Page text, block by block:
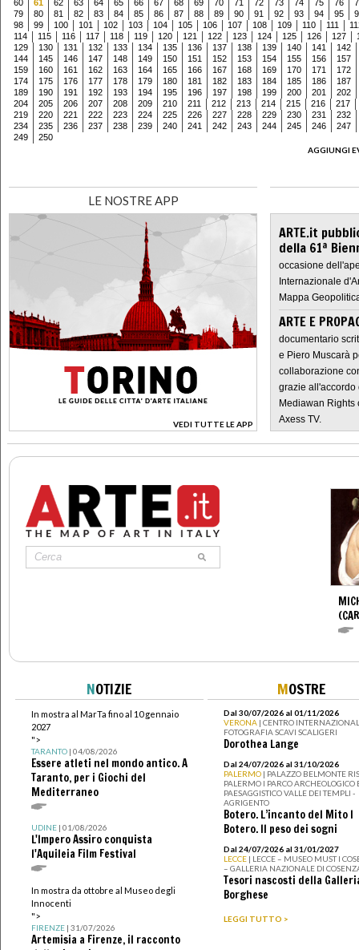
60 61 62 63 64 65 66 67 68 69 70 71 72 73 74 75 76
79
80 81 82 83 84 85 86 87 88 89 90 91 92 93 94 95
98
99 100 101 102 103 104 105 106 107 108 109 110 111
114
115 116 117 118 119 120 121 122 123 124 125 126 127
129
130 131 132 133 134 135 136 137 138 139 140 141
142
144
145 146 147 148 149 150 151 152 153 154 155 156
157
159
160 161 162 163 164 165 166 167 168 169 170 171
172
174
175 176 177 178 179 180 181 182 183 184 185 186
187
189
190 191 192 193 194 195 196 197 198 199 200 201
202
204
205 206 207 208 209 210 211 212 213 214 215 216
217
219
220 221 222 223 224 225 226 227 228 229 230 231
232
234
235 236 237 238 239 240 241 242 243 244 245 246
247
249
250
AGGIUNGI
LE NOSTRE APP
VEDI TUTTE LE APP
>
ARTE.it
della 61ª
occasione
Internazionale
Mappa
ARTE E
documentario
e Piero Muscarà
collaborazione
grazie all'accordo
Mediawan Rights
Axess TV.
NOTIZIE
In mostra al MarTa fino al 10 gennaio
2027
">
TARANTO| 04/08/2026
Essere atleti nel mondo antico. A
Taranto, per i Giochi del
Mediterraneo
UDINE| 01/08/2026
L'Impero Assiro conquista
l'Aquileia Film Festival
In mostra da ottobre al Museo degli
Innocenti
">
FIRENZE| 31/07/2026
Artemisia a Firenze, il racconto
MOSTRE
Dal 30/07/2026 al 01/11/2026
VERONA | CENTRO
FOTOGRAFIA SCAVI SCALIGERI
Dorothea Lange
Dal 24/07/2026 al 31/10/2026
PALERMO | PALAZZO BELMONTE
PALERMO I PARCO ARCHEOLOGICO
PAESAGGISTICO VALLE DEI TEMPLI -
AGRIGENTO
Botero. L’incanto del Mito I
Botero. Il peso dei sogni
Dal 24/07/2026 al 31/01/2027
LECCE | LECCE – MUSEO MUST I
– GALLERIA NAZIONALE DI
Tesori nascosti della
Borghese
LEGGI TUTTO >